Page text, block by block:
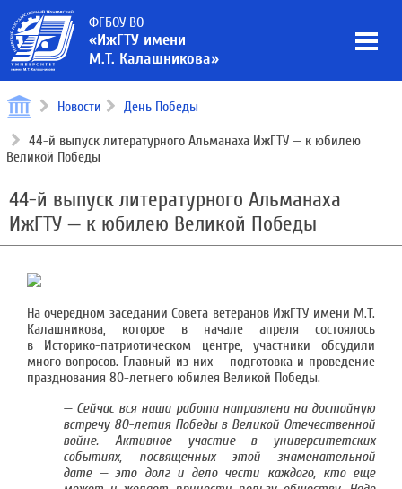
ФГБОУ ВО
«ИжГТУ имени
М.Т. Калашникова»
Новости День Победы
44-й выпуск литературного Альманаха ИжГТУ — к юбилею
Великой Победы
44-й выпуск литературного Альманаха
ИжГТУ — к юбилею Великой Победы
На очередном заседании Совета ветеранов ИжГТУ имени М.Т.
Калашникова, которое в начале апреля состоялось
в Историко-патриотическом центре, участники обсудили
много вопросов. Главный из них — подготовка и проведение
празднования 80-летнего юбилея Великой Победы.
— Сейчас вся наша работа направлена на достойную
встречу 80-летия Победы в Великой Отечественной
войне. Активное участие в университетских
событиях, посвященных этой знаменательной
дате — это долг и дело чести каждого, кто еще